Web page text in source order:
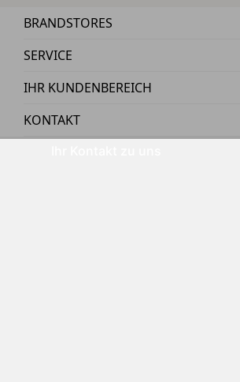
BRANDSTORES
SERVICE
IHR KUNDENBEREICH
KONTAKT